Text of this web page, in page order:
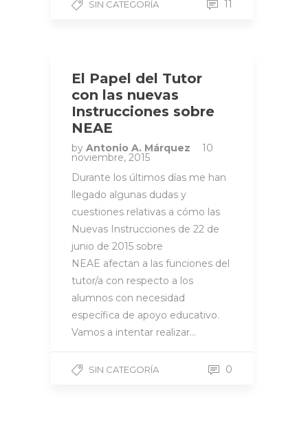
SIN CATEGORÍA 11
El Papel del Tutor
con las nuevas
Instrucciones sobre
NEAE
by Antonio A. Márquez 10
noviembre, 2015
Durante los últimos días me han
llegado algunas dudas y
cuestiones relativas a cómo las
Nuevas Instrucciones de 22 de
junio de 2015 sobre
NEAE afectan a las funciones del
tutor/a con respecto a los
alumnos con necesidad
específica de apoyo educativo.
Vamos a intentar realizar…
SIN CATEGORÍA 0